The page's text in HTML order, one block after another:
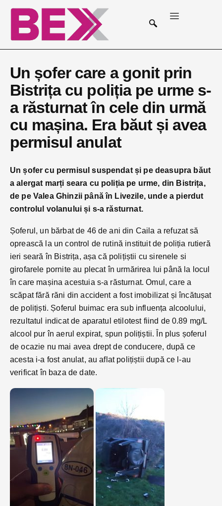
Un șofer care a gonit prin
Bistrița cu poliția pe urme s-
a răsturnat în cele din urmă
cu mașina. Era băut și avea
permisul anulat
Un șofer cu permisul suspendat și pe deasupra băut
a alergat marți seara cu poliția pe urme, din Bistrița,
de pe Valea Ghinzii până în Livezile, unde a pierdut
controlul volanului și s-a răsturnat.
Șoferul, un bărbat de 46 de ani din Caila a refuzat să
oprească la un control de rutină instituit de poliția rutieră
ieri seară în Bistrița, așa că polițiștii cu sirenele si
girofarele pornite au plecat în urmărirea lui până la locul
în care mașina acestuia s-a răsturnat. Omul, care a
scăpat fără răni din accident a fost imobilizat și încătușat
de polițiști. Șoferul buimac era sub influența alcoolului,
rezultatul indicat de aparatul etilotest fiind de 0.89 mg/L
alcool pur în aerul expirat, spun polițiștii. În plus șoferul
de ocazie nu mai avea drept de conducere, după ce
acesta i-a fost anulat, au aflat polițiștii după ce l-au
verificat în baza de date.